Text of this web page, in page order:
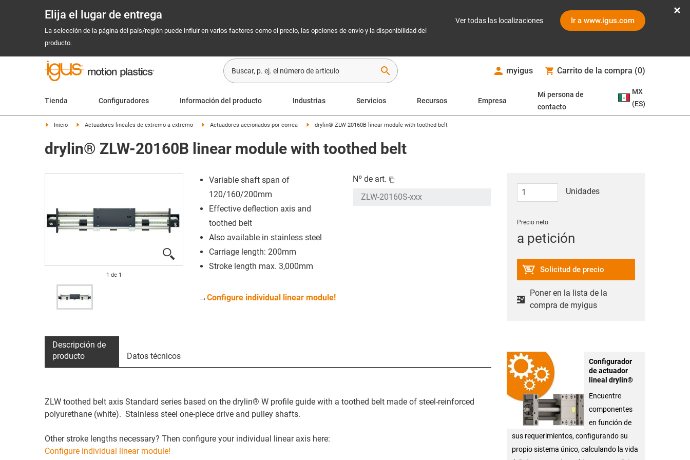
Elija el lugar de entrega
La selección de la página del país/región puede influir en varios factores como el precio, las opciones de envío y la disponibilidad del
producto.
Ver todas las localizaciones Ir a www.igus.com
search myigus Carrito de la compra (0)
Tienda Configuradores Información del producto Industrias Servicios Recursos Empresa
Mi persona de
contacto
MX
(ES)
Inicio Actuadores lineales de extremo a extremo Actuadores accionados por correa drylin® ZLW-20160B linear module with toothed belt
drylin® ZLW-20160B linear module with toothed belt
1 de 1
Variable shaft span of
120/160/200mm
Effective deflection axis and
toothed belt
Also available in stainless steel
Carriage length: 200mm
Stroke length max. 3,000mm
→Configure individual linear module!
Nº de art.
Unidades
Precio neto:
a petición
Solicitud de precio
Poner en la lista de la
compra de myigus
Configurador
de actuador
lineal drylin®
Encuentre
componentes
en función de
sus requerimientos, configurando su
propio sistema único, calculando la vida
Descripción de
producto
Datos técnicos
ZLW toothed belt axis Standard series based on the drylin® W profile guide with a toothed belt made of steel-reinforced
polyurethane (white). Stainless steel one-piece drive and pulley shafts.
Other stroke lengths necessary? Then configure your individual linear axis here:
Configure individual linear module!